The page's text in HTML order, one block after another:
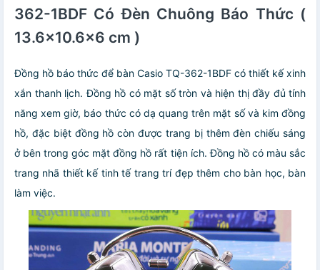
362-1BDF Có Đèn Chuông Báo Thức (
13.6×10.6×6 cm )
Đồng hồ báo thức để bàn Casio TQ-362-1BDF có thiết kế xinh
xắn thanh lịch. Đồng hồ có mặt số tròn và hiện thị đầy đủ tính
năng xem giờ, báo thức có dạ quang trên mặt số và kim đồng
hồ, đặc biệt đồng hồ còn được trang bị thêm đèn chiếu sáng
ở bên trong góc mặt đồng hồ rất tiện ích. Đồng hồ có màu sắc
trang nhã thiết kế tinh tế trang trí đẹp thêm cho bàn học, bàn
làm việc.